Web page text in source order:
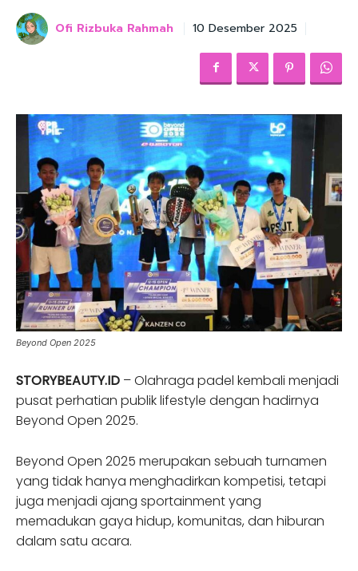
Ofi Rizbuka Rahmah 10 Desember 2025
Beyond Open 2025
STORYBEAUTY.ID – Olahraga padel kembali menjadi
pusat perhatian publik lifestyle dengan hadirnya
Beyond Open 2025.
Beyond Open 2025 merupakan sebuah turnamen
yang tidak hanya menghadirkan kompetisi, tetapi
juga menjadi ajang sportainment yang
memadukan gaya hidup, komunitas, dan hiburan
dalam satu acara.